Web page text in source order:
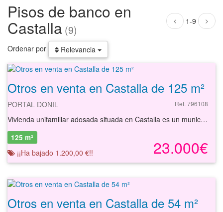
1-9
Pisos de banco en
Castalla (9)
Ordenar por Relevancia
Otros en venta en Castalla de 125 m²
PORTAL DONIL Ref. 796108
Vivienda unifamiliar adosada situada en Castalla es un municipio de la Comunidad Valenciana, España. Situado en el interior de la provincia de Alicante, en la comarca de l'Alcoià. Es la capital de la subcomarca histórica de la Hoya de Castalla La vivienda está compuesta por planta baja, primera y segunda. La planta baja y primera destinada a vivienda y la planta segunda a otros usos. Tiene una superficie de 125 m² aproximadamente. Se trata de una zona totalmente consolidada con carácter residencial que forma parte del Núcleo Histórico de la población de Castalla. residencial.Dispone de equipamientos completos: médico-sanitario, docente, religioso, comercial, zonas verdes y deportivas, con infraestructuras en buen estado de conservación y mantenimiento. Buenas comunicaciones por carretera. Se comunica con Alicante y Valencia por la autovía A-7. Podemos encontrar en el municipio autobuses interurbanos de linea regular. La vivienda está compuesta por planta baja, primera y segunda. La planta baja y primera destinada a vivienda y la planta segunda a otros usos. Tiene una superficie de 125 m² aproximadamente.
23.000€
125 m²
¡¡Ha bajado 1.200,00 €!!
Otros en venta en Castalla de 54 m²